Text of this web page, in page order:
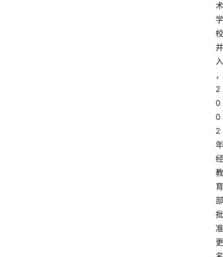
术
学
校
并
入
，
2
0
0
2
年
经
教
育
部
批
准
更